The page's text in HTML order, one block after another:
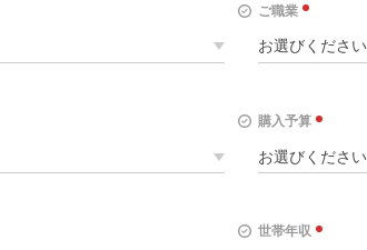
ご職業
購入予算
世帯年収